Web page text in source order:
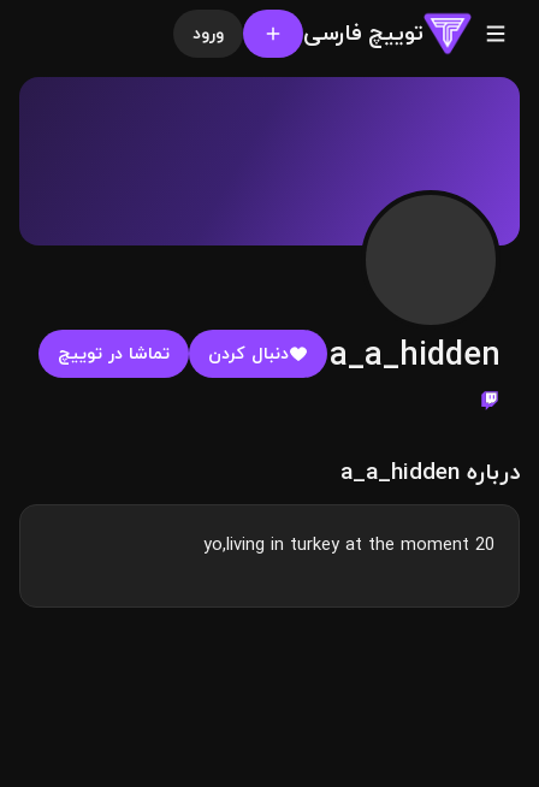
توییچ فارسی ورود
a_a_hidden دنبال کردن تماشا در توییچ
درباره a_a_hidden
20 yo,living in turkey at the moment